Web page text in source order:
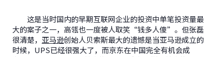
这是当时国内的早期互联网企业的投资中单笔投资量最
大的案子之一，高瓴也一度被人取笑“钱多人傻”。但张磊
很清楚， 亚马逊创始人贝索斯最大的遗憾是当亚马逊成立的
时候，UPS已经很强大了，而京东在中国完全有机会成